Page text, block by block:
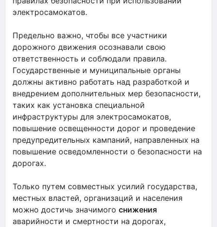
электросамокатов.
Предельно важно, чтобы все участники
дорожного движения осознавали свою
ответственность и соблюдали правила.
Государственные и муниципальные органы
должны активно работать над разработкой и
внедрением дополнительных мер безопасности,
таких как установка специальной
инфраструктуры для электросамокатов,
повышение освещенности дорог и проведение
предупредительных кампаний, направленных на
повышение осведомленности о безопасности на
дорогах.
Только путем совместных усилий государства,
местных властей, организаций и населения
можно достичь значимого снижения
аварийности и смертности на дорогах,